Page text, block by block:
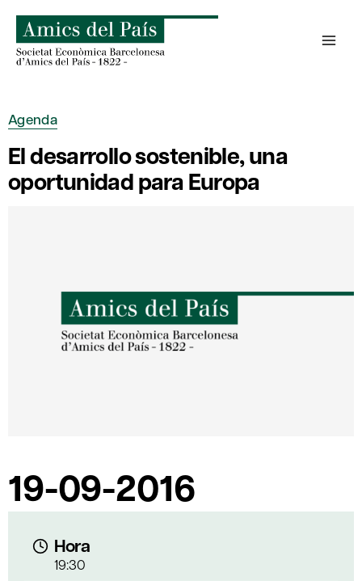
contenido
Agenda
El desarrollo sostenible, una
oportunidad para Europa
19-09-2016
Hora
19:30